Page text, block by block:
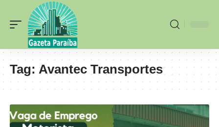
Tag: Avantec Transportes